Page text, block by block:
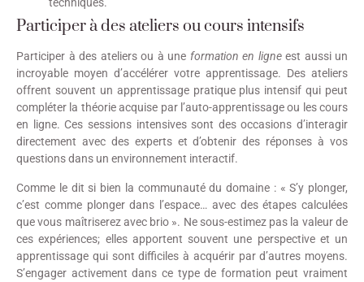
techniques.
Participer à des ateliers ou cours intensifs
Participer à des ateliers ou à une formation en ligneest aussi un
incroyable moyen d’accélérer votre apprentissage. Des ateliers
offrent souvent un apprentissage pratique plus intensif qui peut
compléter la théorie acquise par l’auto-apprentissage ou les cours
en ligne. Ces sessions intensives sont des occasions d’interagir
directement avec des experts et d’obtenir des réponses à vos
questions dans un environnement interactif.
Comme le dit si bien la communauté du domaine : « S’y plonger,
c’est comme plonger dans l’espace… avec des étapes calculées
que vous maîtriserez avec brio ». Ne sous-estimez pas la valeur de
ces expériences; elles apportent souvent une perspective et un
apprentissage qui sont difficiles à acquérir par d’autres moyens.
S’engager activement dans ce type de formation peut vraiment